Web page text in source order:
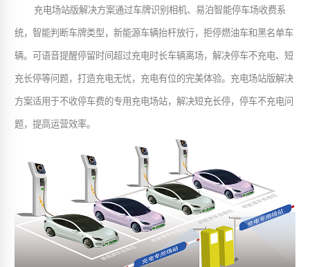
充电场站版解决方案通过车牌识别相机、易泊智能停车场收费系
统，智能判断车牌类型，新能源车辆抬杆放行，拒停燃油车和黑名单车
辆。可语音提醒停留时间超过充电时长车辆离场，解决停车不充电、短
充长停等问题，打造充电无忧，充电有位的完美体验。充电场站版解决
方案适用于不收停车费的专用充电场站，解决短充长停，停车不充电问
题，提高运营效率。